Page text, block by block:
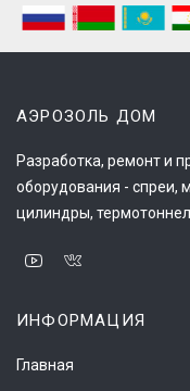
АЭРОЗОЛЬ ДОМ
Разработка, ремонт и
оборудования - спреи,
цилиндры,
ИНФОРМАЦИЯ
Главная